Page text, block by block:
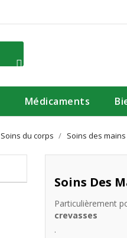
Médicaments
Soins du corps Soins des mains
Soins Des
Particulièrement
crevasses
.